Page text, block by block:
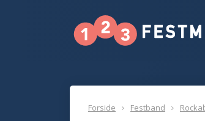
Forside Festband